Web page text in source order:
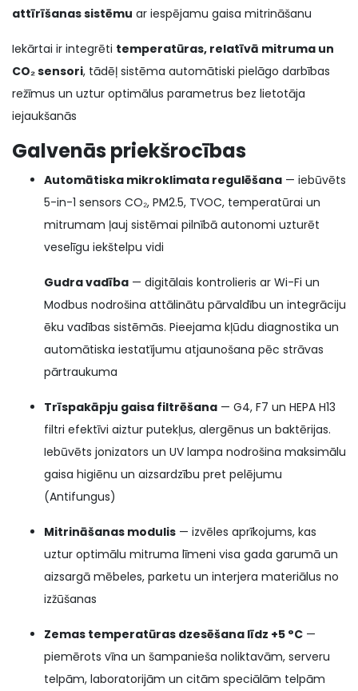
attīrīšanas sistēmu ar iespējamu gaisa mitrināšanu
Iekārtai ir integrēti temperatūras, relatīvā mitruma un
CO₂ sensori, tādēļ sistēma automātiski pielāgo darbības
režīmus un uztur optimālus parametrus bez lietotāja
iejaukšanās
Galvenās priekšrocības
Automātiska mikroklimata regulēšana — iebūvēts
5-in-1 sensors CO₂, PM2.5, TVOC, temperatūrai un
mitrumam ļauj sistēmai pilnībā autonomi uzturēt
veselīgu iekštelpu vidi
Gudra vadība — digitālais kontrolieris ar Wi-Fi un
Modbus nodrošina attālinātu pārvaldību un integrāciju
ēku vadības sistēmās. Pieejama kļūdu diagnostika un
automātiska iestatījumu atjaunošana pēc strāvas
pārtraukuma
Trīspakāpju gaisa filtrēšana — G4, F7 un HEPA H13
filtri efektīvi aiztur putekļus, alergēnus un baktērijas.
Iebūvēts jonizators un UV lampa nodrošina maksimālu
gaisa higiēnu un aizsardzību pret pelējumu
(Antifungus)
Mitrināšanas modulis — izvēles aprīkojums, kas
uztur optimālu mitruma līmeni visa gada garumā un
aizsargā mēbeles, parketu un interjera materiālus no
izžūšanas
Zemas temperatūras dzesēšana līdz +5 °C —
piemērots vīna un šampanieša noliktavām, serveru
telpām, laboratorijām un citām speciālām telpām